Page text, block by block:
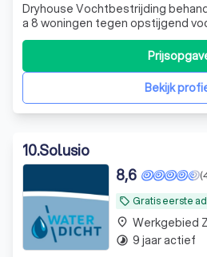
Dryhouse Vochtbestrijding
a 8 woningen tegen opstijgend
vochtprobleem weten we raad.
verschillende effectieve
die elk type vochtprobleem
Dryhouse bestrijdt opstijgend
Bekijk
10.Solusio
local_offer Gratis eerste
8,6
place Werkgebied
timelapse 9 jaar actief